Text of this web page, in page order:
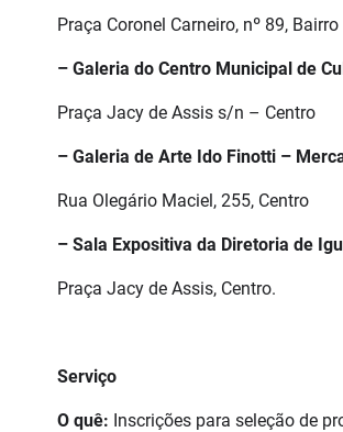
Praça Coronel Carneiro, nº 89,
– Galeria do Centro Municipal de
Praça Jacy de Assis s/n – Centro
– Galeria de Arte Ido Finotti –
Rua Olegário Maciel, 255, Centro
– Sala Expositiva da Diretoria de
Praça Jacy de Assis, Centro.
Serviço
O quê: Inscrições para seleção de